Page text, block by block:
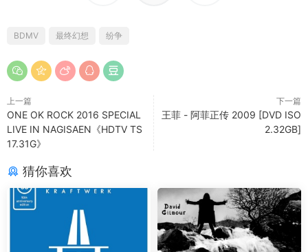
BDMV 最终幻想 纷争
上一篇
ONE OK ROCK 2016 SPECIAL
LIVE IN NAGISAEN《HDTV TS
17.31G》
下一篇
王菲 - 阿菲正传 2009 [DVD ISO
2.32GB]
猜你喜欢